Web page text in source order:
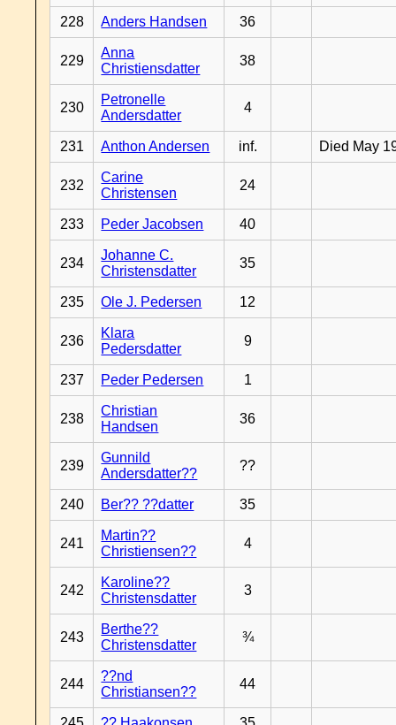
228 Anders Handsen 36
229
Anna
Christiensdatter
38
230
Petronelle
Andersdatter
4
231 Anthon Andersen inf. Died May
232
Carine
Christensen
24
233 Peder Jacobsen 40
234
Johanne C.
Christensdatter
35
235 Ole J. Pedersen 12
236
Klara
Pedersdatter
9
237 Peder Pedersen 1
238
Christian
Handsen
36
239
Gunnild
Andersdatter??
??
240 Ber?? ??datter 35
241
Martin??
Christiensen??
4
242
Karoline??
Christensdatter
3
243
Berthe??
Christensdatter
¾
244
??nd
Christiansen??
44